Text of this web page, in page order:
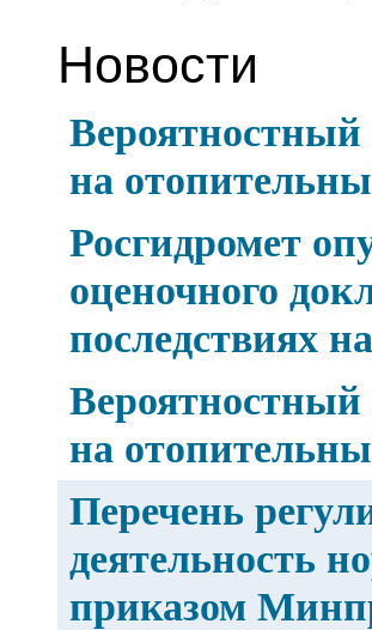
Новости
на
Росгидромет
оценочного
последствиях
на
Перечень
деятельность
приказом